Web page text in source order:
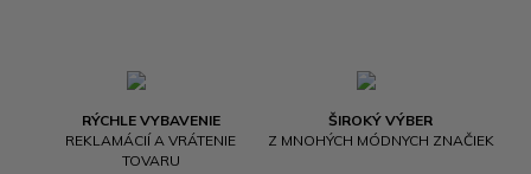
RÝCHLE VYBAVENIE
REKLAMÁCIÍ A VRÁTENIE
TOVARU
ŠIROKÝ VÝBER
Z MNOHÝCH MÓDNYCH ZNAČIEK